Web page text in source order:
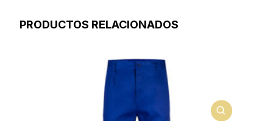
PRODUCTOS RELACIONADOS